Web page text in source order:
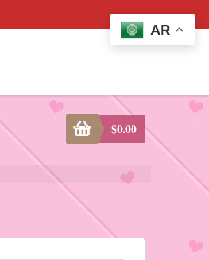
$0.00
AR